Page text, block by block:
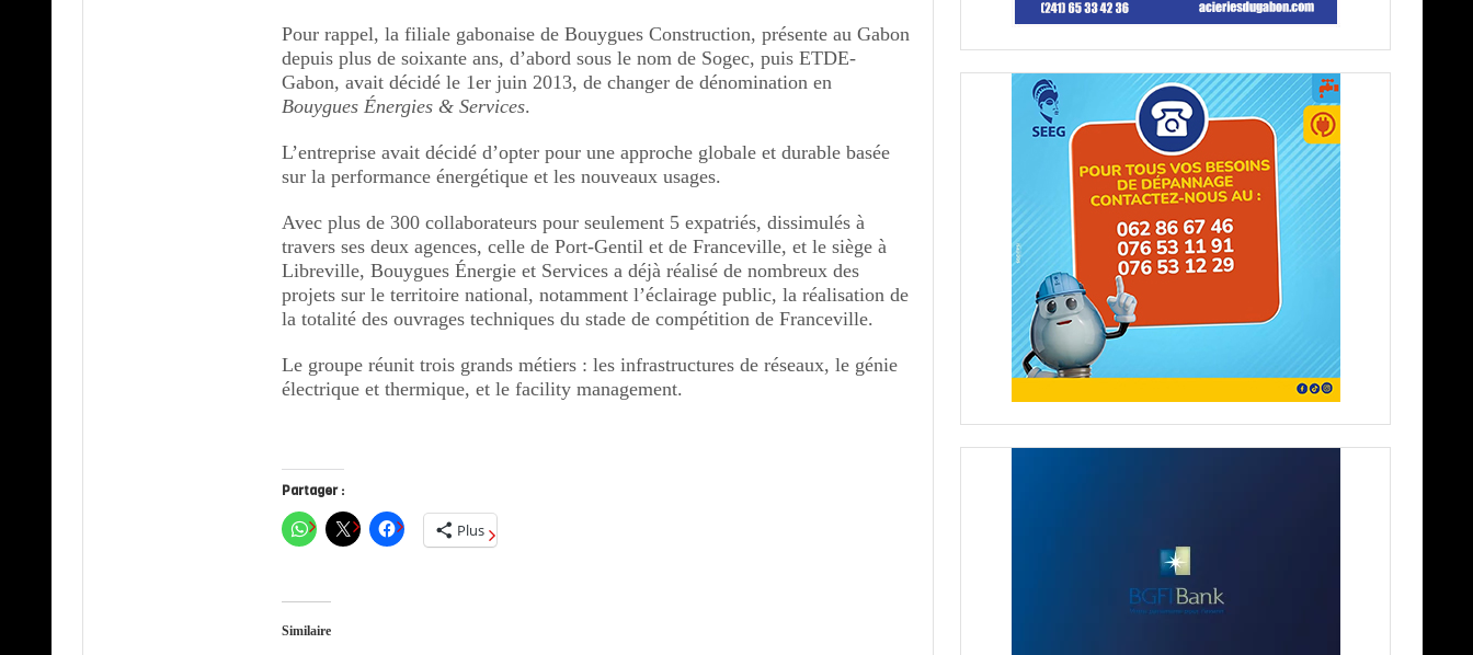
Pour rappel, la filiale gabonaise de Bouygues Construction, présente au Gabon
depuis plus de soixante ans, d’abord sous le nom de Sogec, puis ETDE-
Gabon, avait décidé le 1er juin 2013, de changer de dénomination en
Bouygues Énergies & Services.
L’entreprise avait décidé d’opter pour une approche globale et durable basée
sur la performance énergétique et les nouveaux usages.
Avec plus de 300 collaborateurs pour seulement 5 expatriés, dissimulés à
travers ses deux agences, celle de Port-Gentil et de Franceville, et le siège à
Libreville, Bouygues Énergie et Services a déjà réalisé de nombreux des
projets sur le territoire national, notamment l’éclairage public, la réalisation de
la totalité des ouvrages techniques du stade de compétition de Franceville.
Le groupe réunit trois grands métiers : les infrastructures de réseaux, le génie
électrique et thermique, et le facility management.
Partager :
Plus
Similaire